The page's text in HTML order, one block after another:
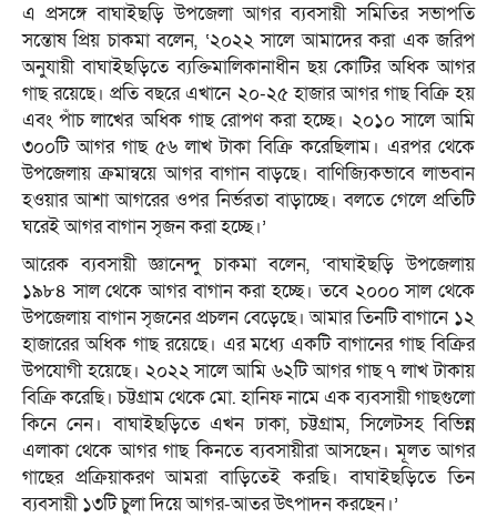
এ প্রসঙ্গে বাঘাইছড়ি উপজেলা আগর ব্যবসায়ী সমিতির সভাপতি
সন্তোষ প্রিয় চাকমা বলেন, ‘২০২২ সালে আমাদের করা এক জরিপ
অনুযায়ী বাঘাইছড়িতে ব্যক্তিমালিকানাধীন ছয় কোটির অধিক আগর
গাছ রয়েছে। প্রতি বছরে এখানে ২০-২৫ হাজার আগর গাছ বিক্রি হয়
এবং পাঁচ লাখের অধিক গাছ রোপণ করা হচ্ছে। ২০১০ সালে আমি
৩০০টি আগর গাছ ৫৬ লাখ টাকা বিক্রি করেছিলাম। এরপর থেকে
উপজেলায় ক্রমান্বয়ে আগর বাগান বাড়ছে। বাণিজ্যিকভাবে লাভবান
হওয়ার আশা আগরের ওপর নির্ভরতা বাড়াচ্ছে। বলতে গেলে প্রতিটি
ঘরেই আগর বাগান সৃজন করা হচ্ছে।’
আরেক ব্যবসায়ী জ্ঞানেন্দু চাকমা বলেন, ‘বাঘাইছড়ি উপজেলায়
১৯৮৪ সাল থেকে আগর বাগান করা হচ্ছে। তবে ২০০০ সাল থেকে
উপজেলায় বাগান সৃজনের প্রচলন বেড়েছে। আমার তিনটি বাগানে ১২
হাজারের অধিক গাছ রয়েছে। এর মধ্যে একটি বাগানের গাছ বিক্রির
উপযোগী হয়েছে। ২০২২ সালে আমি ৬২টি আগর গাছ ৭ লাখ টাকায়
বিক্রি করেছি। চট্টগ্রাম থেকে মো. হানিফ নামে এক ব্যবসায়ী গাছগুলো
কিনে নেন। বাঘাইছড়িতে এখন ঢাকা, চট্টগ্রাম, সিলেটসহ বিভিন্ন
এলাকা থেকে আগর গাছ কিনতে ব্যবসায়ীরা আসছেন। মূলত আগর
গাছের প্রক্রিয়াকরণ আমরা বাড়িতেই করছি। বাঘাইছড়িতে তিন
ব্যবসায়ী ১৩টি চুলা দিয়ে আগর-আতর উৎপাদন করছেন।’